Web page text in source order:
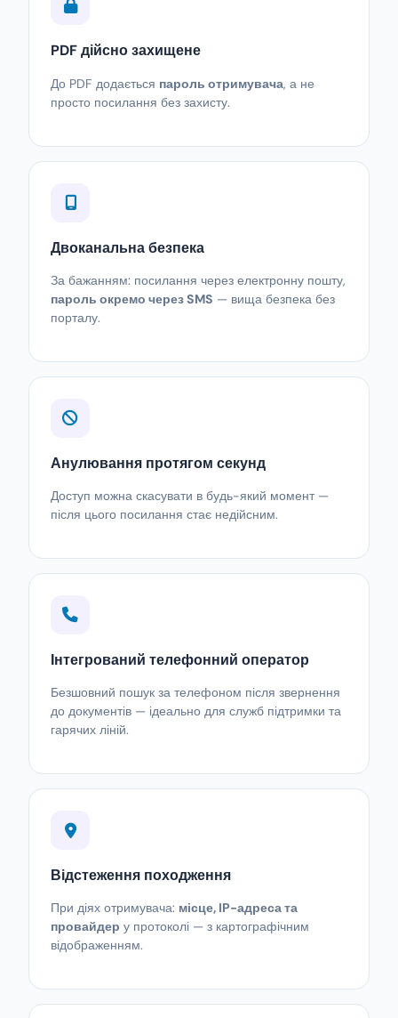
PDF дійсно захищене
До PDF додається пароль отримувача, а не
просто посилання без захисту.
Двоканальна безпека
За бажанням: посилання через електронну пошту,
пароль окремо через SMS — вища безпека без
порталу.
Анулювання протягом секунд
Доступ можна скасувати в будь-який момент —
після цього посилання стає недійсним.
Інтегрований телефонний оператор
Безшовний пошук за телефоном після звернення
до документів — ідеально для служб підтримки та
гарячих ліній.
Відстеження походження
При діях отримувача: місце, IP-адреса та
провайдер у протоколі — з картографічним
відображенням.